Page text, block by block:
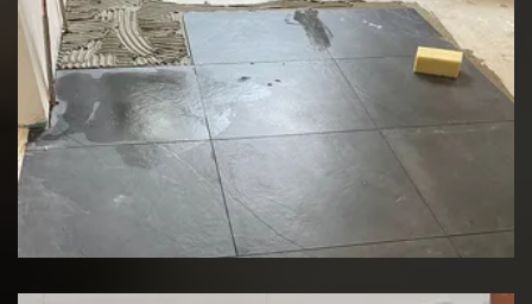
Rénovation de sol